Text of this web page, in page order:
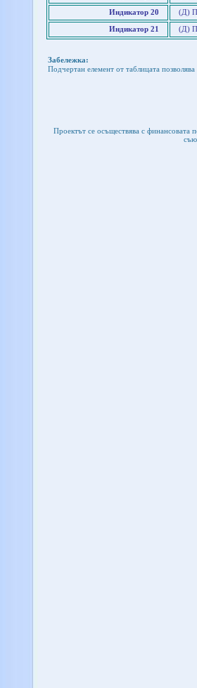
Индикатор 20 (Д)
Индикатор 21 (Д)
Забележка:
Подчертан елемент от таблицата
Проектът се осъществява с финансовата